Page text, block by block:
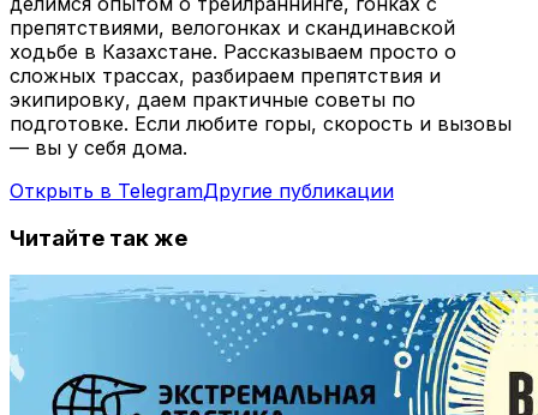
препятствиями, велогонках и скандинавской
ходьбе в Казахстане. Рассказываем просто о
сложных трассах, разбираем препятствия и
экипировку, даем практичные советы по
подготовке. Если любите горы, скорость и вызовы
— вы у себя дома.
Открыть в TelegramДругие публикации
Читайте так же